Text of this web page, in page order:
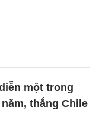
một trong
thắng Chile